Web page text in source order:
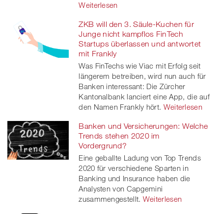
Weiterlesen
ZKB will den 3. Säule-Kuchen für
Junge nicht kampflos FinTech
Startups überlassen und antwortet
mit Frankly
Was FinTechs wie Viac mit Erfolg seit
längerem betreiben, wird nun auch für
Banken interessant: Die Zürcher
Kantonalbank lanciert eine App, die auf
den Namen Frankly hört. Weiterlesen
Banken und Versicherungen: Welche
Trends stehen 2020 im
Vordergrund?
Eine geballte Ladung von Top Trends
2020 für verschiedene Sparten in
Banking und Insurance haben die
Analysten von Capgemini
zusammengestellt. Weiterlesen